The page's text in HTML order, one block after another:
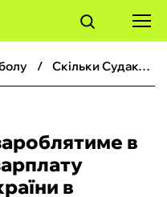
Скільки Судаков зароблятиме в Бенфіці: названо зарплату хавбека збірної України в команді Моурінью
в
в